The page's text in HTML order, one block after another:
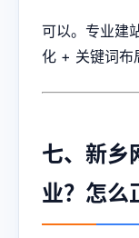
可以。专业建
化 + 关键词布
七、新乡
业？怎么